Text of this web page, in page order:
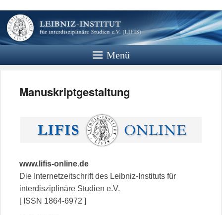
Leibniz
Institut
Website des Leibniz Instituts für
Interdisziplinäre Studien e.V.
Menü
Manuskriptgestaltung
www.lifis-online.de
Die Internetzeitschrift des Leibniz-Instituts für
interdisziplinäre Studien e.V.
[ ISSN 1864-6972 ]